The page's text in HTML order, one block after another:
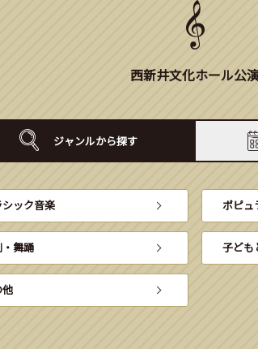
西新井文化ホール公
ジャンルから探す
シック音楽 ポピュ
舞踊 子ども
他